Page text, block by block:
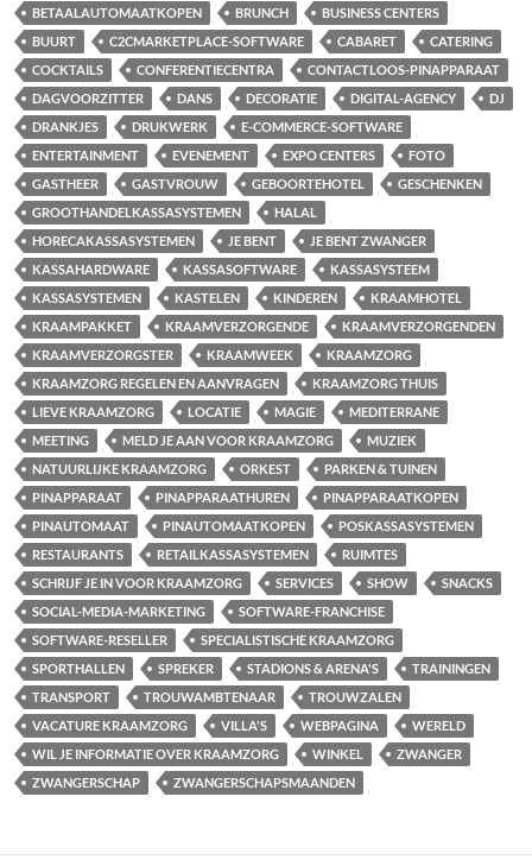
BETAALAUTOMAATKOPEN
BRUNCH
BUSINESS CENTERS
BUURT
C2CMARKETPLACE-SOFTWARE CABARET
CATERING
COCKTAILS
CONFERENTIECENTRA
CONTACTLOOS-PINAPPARAAT
DAGVOORZITTER
DANS DECORATIE DIGITAL-AGENCY
DJ
DRANKJES
DRUKWERK
E-COMMERCE-SOFTWARE
ENTERTAINMENT
EVENEMENT EXPO CENTERS
FOTO
GASTHEER
GASTVROUW GEBOORTEHOTEL
GESCHENKEN
GROOTHANDELKASSASYSTEMEN
HALAL
HORECAKASSASYSTEMEN
JE BENT
JE BENT ZWANGER
KASSAHARDWARE
KASSASOFTWARE
KASSASYSTEEM
KASSASYSTEMEN
KASTELEN KINDEREN
KRAAMHOTEL
KRAAMPAKKET
KRAAMVERZORGENDE
KRAAMVERZORGENDEN
KRAAMVERZORGSTER
KRAAMWEEK
KRAAMZORG
KRAAMZORG REGELEN EN AANVRAGEN
KRAAMZORG THUIS
LIEVE KRAAMZORG
LOCATIE MAGIE
MEDITERRANE
MEETING
MELD JE AAN VOOR KRAAMZORG
MUZIEK
NATUURLIJKE KRAAMZORG
ORKEST
PARKEN & TUINEN
PINAPPARAAT
PINAPPARAATHUREN
PINAPPARAATKOPEN
PINAUTOMAAT
PINAUTOMAATKOPEN
POSKASSASYSTEMEN
RESTAURANTS
RETAILKASSASYSTEMEN
RUIMTES
SCHRIJF JE IN VOOR KRAAMZORG
SERVICES SHOW
SNACKS
SOCIAL-MEDIA-MARKETING
SOFTWARE-FRANCHISE
SOFTWARE-RESELLER
SPECIALISTISCHE KRAAMZORG
SPORTHALLEN
SPREKER STADIONS & ARENA'S
TRAININGEN
TRANSPORT
TROUWAMBTENAAR
TROUWZALEN
VACATURE KRAAMZORG
VILLA'S WEBPAGINA
WERELD
WIL JE INFORMATIE OVER KRAAMZORG
WINKEL
ZWANGER
ZWANGERSCHAP
ZWANGERSCHAPSMAANDEN